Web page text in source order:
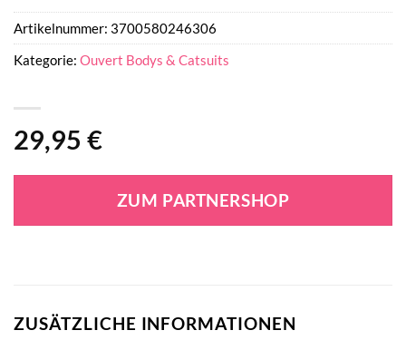
29,95 €
ZUM PARTNERSHOP
Artikelnummer: 3700580246306
Kategorie: Ouvert Bodys & Catsuits
ZUSÄTZLICHE INFORMATIONEN